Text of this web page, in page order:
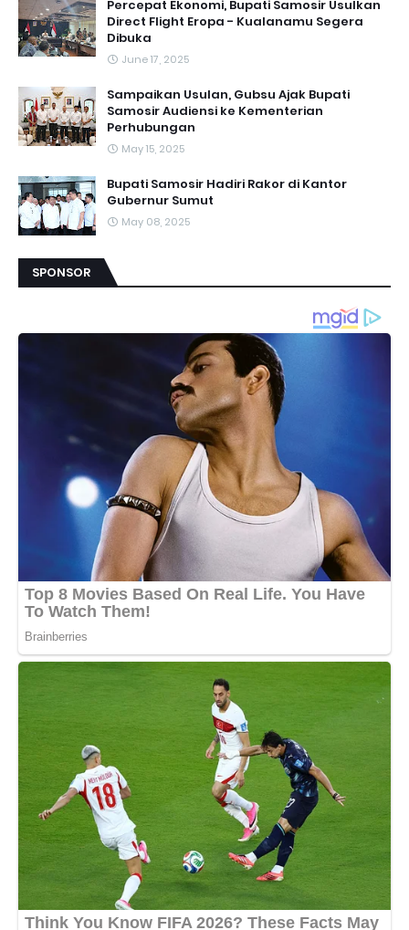
Percepat Ekonomi, Bupati Samosir Usulkan
Direct Flight Eropa - Kualanamu Segera
Dibuka
June 17, 2025
Sampaikan Usulan, Gubsu Ajak Bupati
Samosir Audiensi ke Kementerian
Perhubungan
May 15, 2025
Bupati Samosir Hadiri Rakor di Kantor
Gubernur Sumut
May 08, 2025
SPONSOR